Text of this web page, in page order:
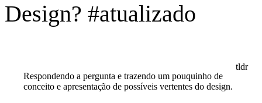
Design? #atualizado
Respondendo a pergunta e trazendo um pouquinho de
conceito e apresentação de possíveis vertentes do design.